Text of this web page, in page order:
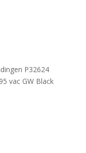
P32624
vac GW Black